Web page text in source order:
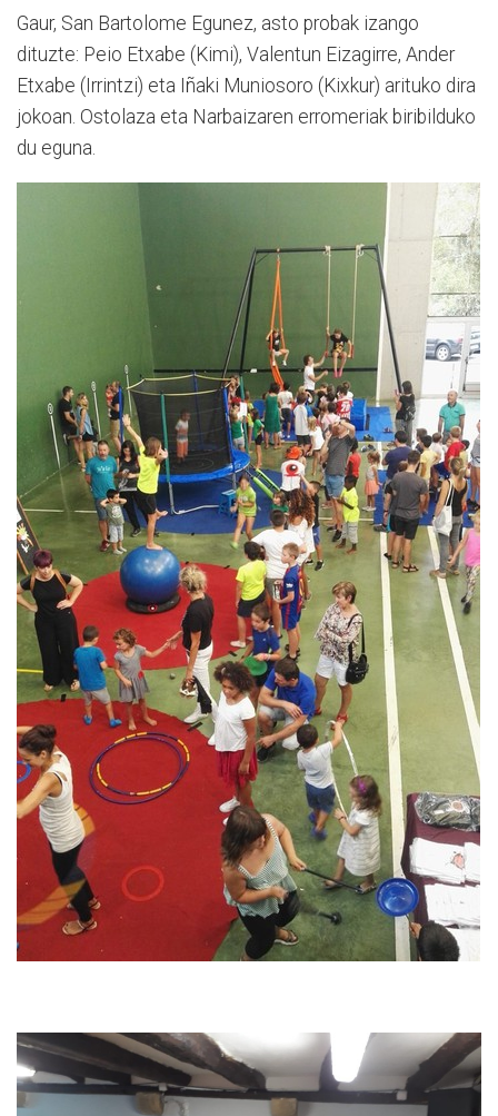
Gaur, San Bartolome Egunez, asto probak izango
dituzte: Peio Etxabe (Kimi), Valentun Eizagirre, Ander
Etxabe (Irrintzi) eta Iñaki Muniosoro (Kixkur) arituko dira
jokoan. Ostolaza eta Narbaizaren erromeriak biribilduko
du eguna.